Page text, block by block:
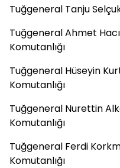
Tuğgeneral Tanju
Tuğgeneral Ahmet
Komutanlığı
Tuğgeneral Hüseyin
Komutanlığı
Tuğgeneral Nurettin
Komutanlığı
Tuğgeneral Ferdi
Komutanlığı